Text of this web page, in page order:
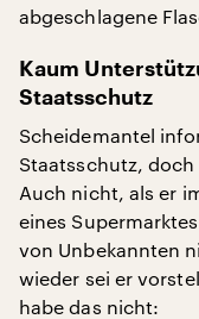
abgeschlagene
Kaum
Staatsschutz
Scheidemantel
Staatsschutz,
Auch nicht, als er
eines
von Unbekannten
wieder sei er
habe das nicht: